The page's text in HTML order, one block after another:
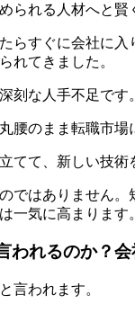
られる人材へと賢
らすぐに会社に
れてきました。
刻な人手不足で
腰のまま転職市
てて、新しい技術
ではありません
一気に高まります。
われるのか？
言われます。